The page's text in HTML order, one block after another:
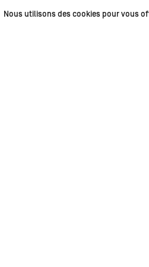
Nous utilisons des cookies pour vous